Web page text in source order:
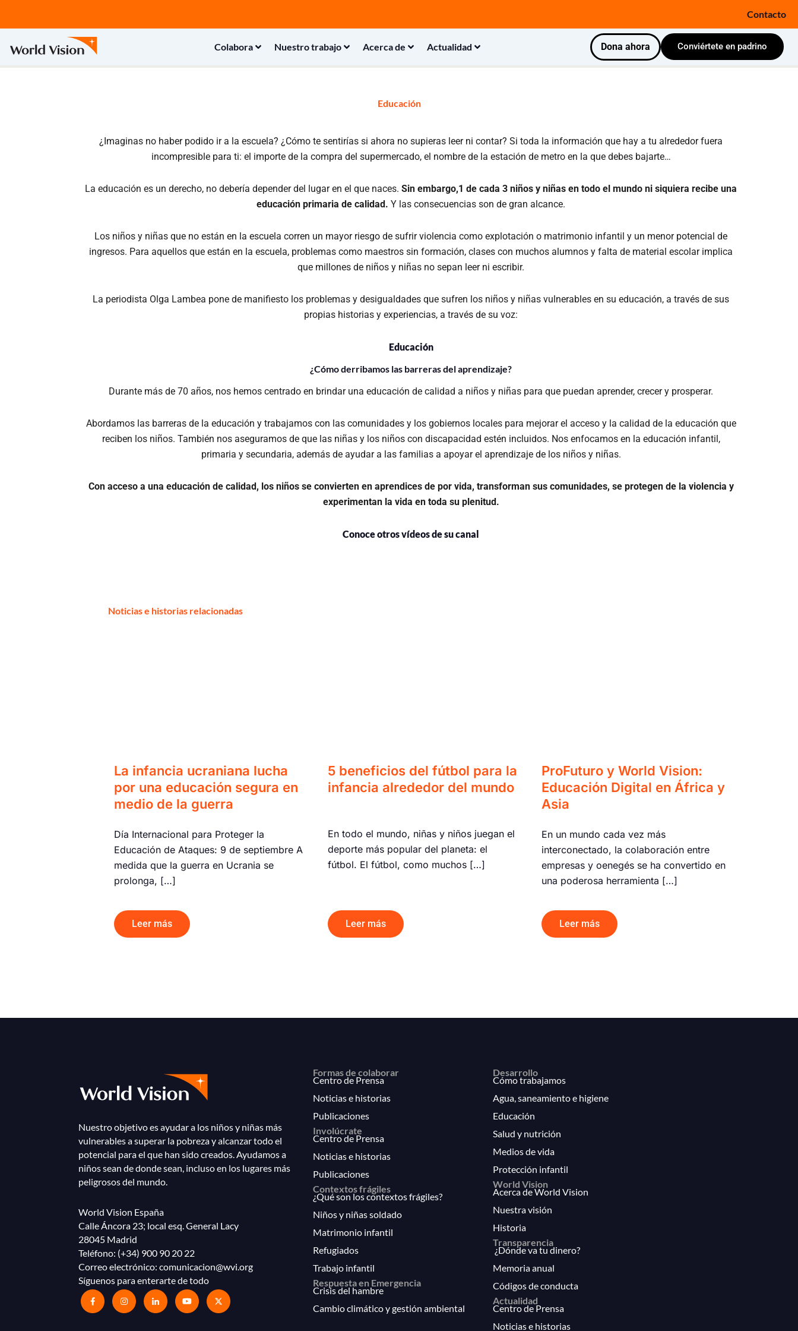
Contacto
Colabora Nuestro trabajo Acerca de Actualidad Dona ahora Conviértete en padrino
Educación
¿Imaginas no haber podido ir a la escuela? ¿Cómo te sentirías si ahora no supieras leer ni contar? Si toda la información que hay a tu alrededor fuera
incompresible para ti: el importe de la compra del supermercado, el nombre de la estación de metro en la que debes bajarte…
La educación es un derecho, no debería depender del lugar en el que naces. Sin embargo,1 de cada 3 niños y niñas en todo el mundo ni siquiera recibe una
educación primaria de calidad. Y las consecuencias son de gran alcance.
Los niños y niñas que no están en la escuela corren un mayor riesgo de sufrir violencia como explotación o matrimonio infantil y un menor potencial de
ingresos. Para aquellos que están en la escuela, problemas como maestros sin formación, clases con muchos alumnos y falta de material escolar implica
que millones de niños y niñas no sepan leer ni escribir.
La periodista Olga Lambea pone de manifiesto los problemas y desigualdades que sufren los niños y niñas vulnerables en su educación, a través de sus
propias historias y experiencias, a través de su voz:
Educación
¿Cómo derribamos las barreras del aprendizaje?
Durante más de 70 años, nos hemos centrado en brindar una educación de calidad a niños y niñas para que puedan aprender, crecer y prosperar.
Abordamos las barreras de la educación y trabajamos con las comunidades y los gobiernos locales para mejorar el acceso y la calidad de la educación que
reciben los niños. También nos aseguramos de que las niñas y los niños con discapacidad estén incluidos. Nos enfocamos en la educación infantil,
primaria y secundaria, además de ayudar a las familias a apoyar el aprendizaje de los niños y niñas.
Con acceso a una educación de calidad, los niños se convierten en aprendices de por vida, transforman sus comunidades, se protegen de la violencia y
experimentan la vida en toda su plenitud.
Conoce otros vídeos de su canal
Noticias e historias relacionadas
La infancia ucraniana lucha
por una educación segura en
medio de la guerra
Día Internacional para Proteger la
Educación de Ataques: 9 de septiembre A
medida que la guerra en Ucrania se
prolonga, […]
Leer más
5 beneficios del fútbol para la
infancia alrededor del mundo
En todo el mundo, niñas y niños juegan el
deporte más popular del planeta: el
fútbol. El fútbol, como muchos […]
Leer más
ProFuturo y World Vision:
Educación Digital en África y
Asia
En un mundo cada vez más
interconectado, la colaboración entre
empresas y oenegés se ha convertido en
una poderosa herramienta […]
Leer más
Nuestro objetivo es ayudar a los niños y niñas más
vulnerables a superar la pobreza y alcanzar todo el
potencial para el que han sido creados. Ayudamos a
niños sean de donde sean, incluso en los lugares más
peligrosos del mundo.
World Vision España
Calle Áncora 23; local esq. General Lacy
28045 Madrid
Teléfono: (+34) 900 90 20 22
Correo electrónico: comunicacion@wvi.org
Síguenos para enterarte de todo
Formas de colaborar
Centro de Prensa
Noticias e historias
Publicaciones
Involúcrate
Centro de Prensa
Noticias e historias
Publicaciones
Contextos frágiles
¿Qué son los contextos frágiles?
Niños y niñas soldado
Matrimonio infantil
Refugiados
Trabajo infantil
Respuesta en Emergencia
Crisis del hambre
Cambio climático y gestión ambiental
Desarrollo
Cómo trabajamos
Agua, saneamiento e higiene
Educación
Salud y nutrición
Medios de vida
Protección infantil
World Vision
Acerca de World Vision
Nuestra visión
Historia
Transparencia
¿Dónde va tu dinero?
Memoria anual
Códigos de conducta
Actualidad
Centro de Prensa
Noticias e historias